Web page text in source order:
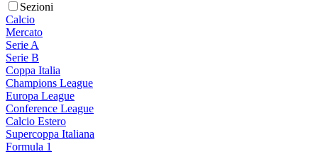
Sezioni
Calcio
Mercato
Serie A
Serie B
Coppa Italia
Champions League
Europa League
Conference League
Calcio Estero
Supercoppa Italiana
Formula 1